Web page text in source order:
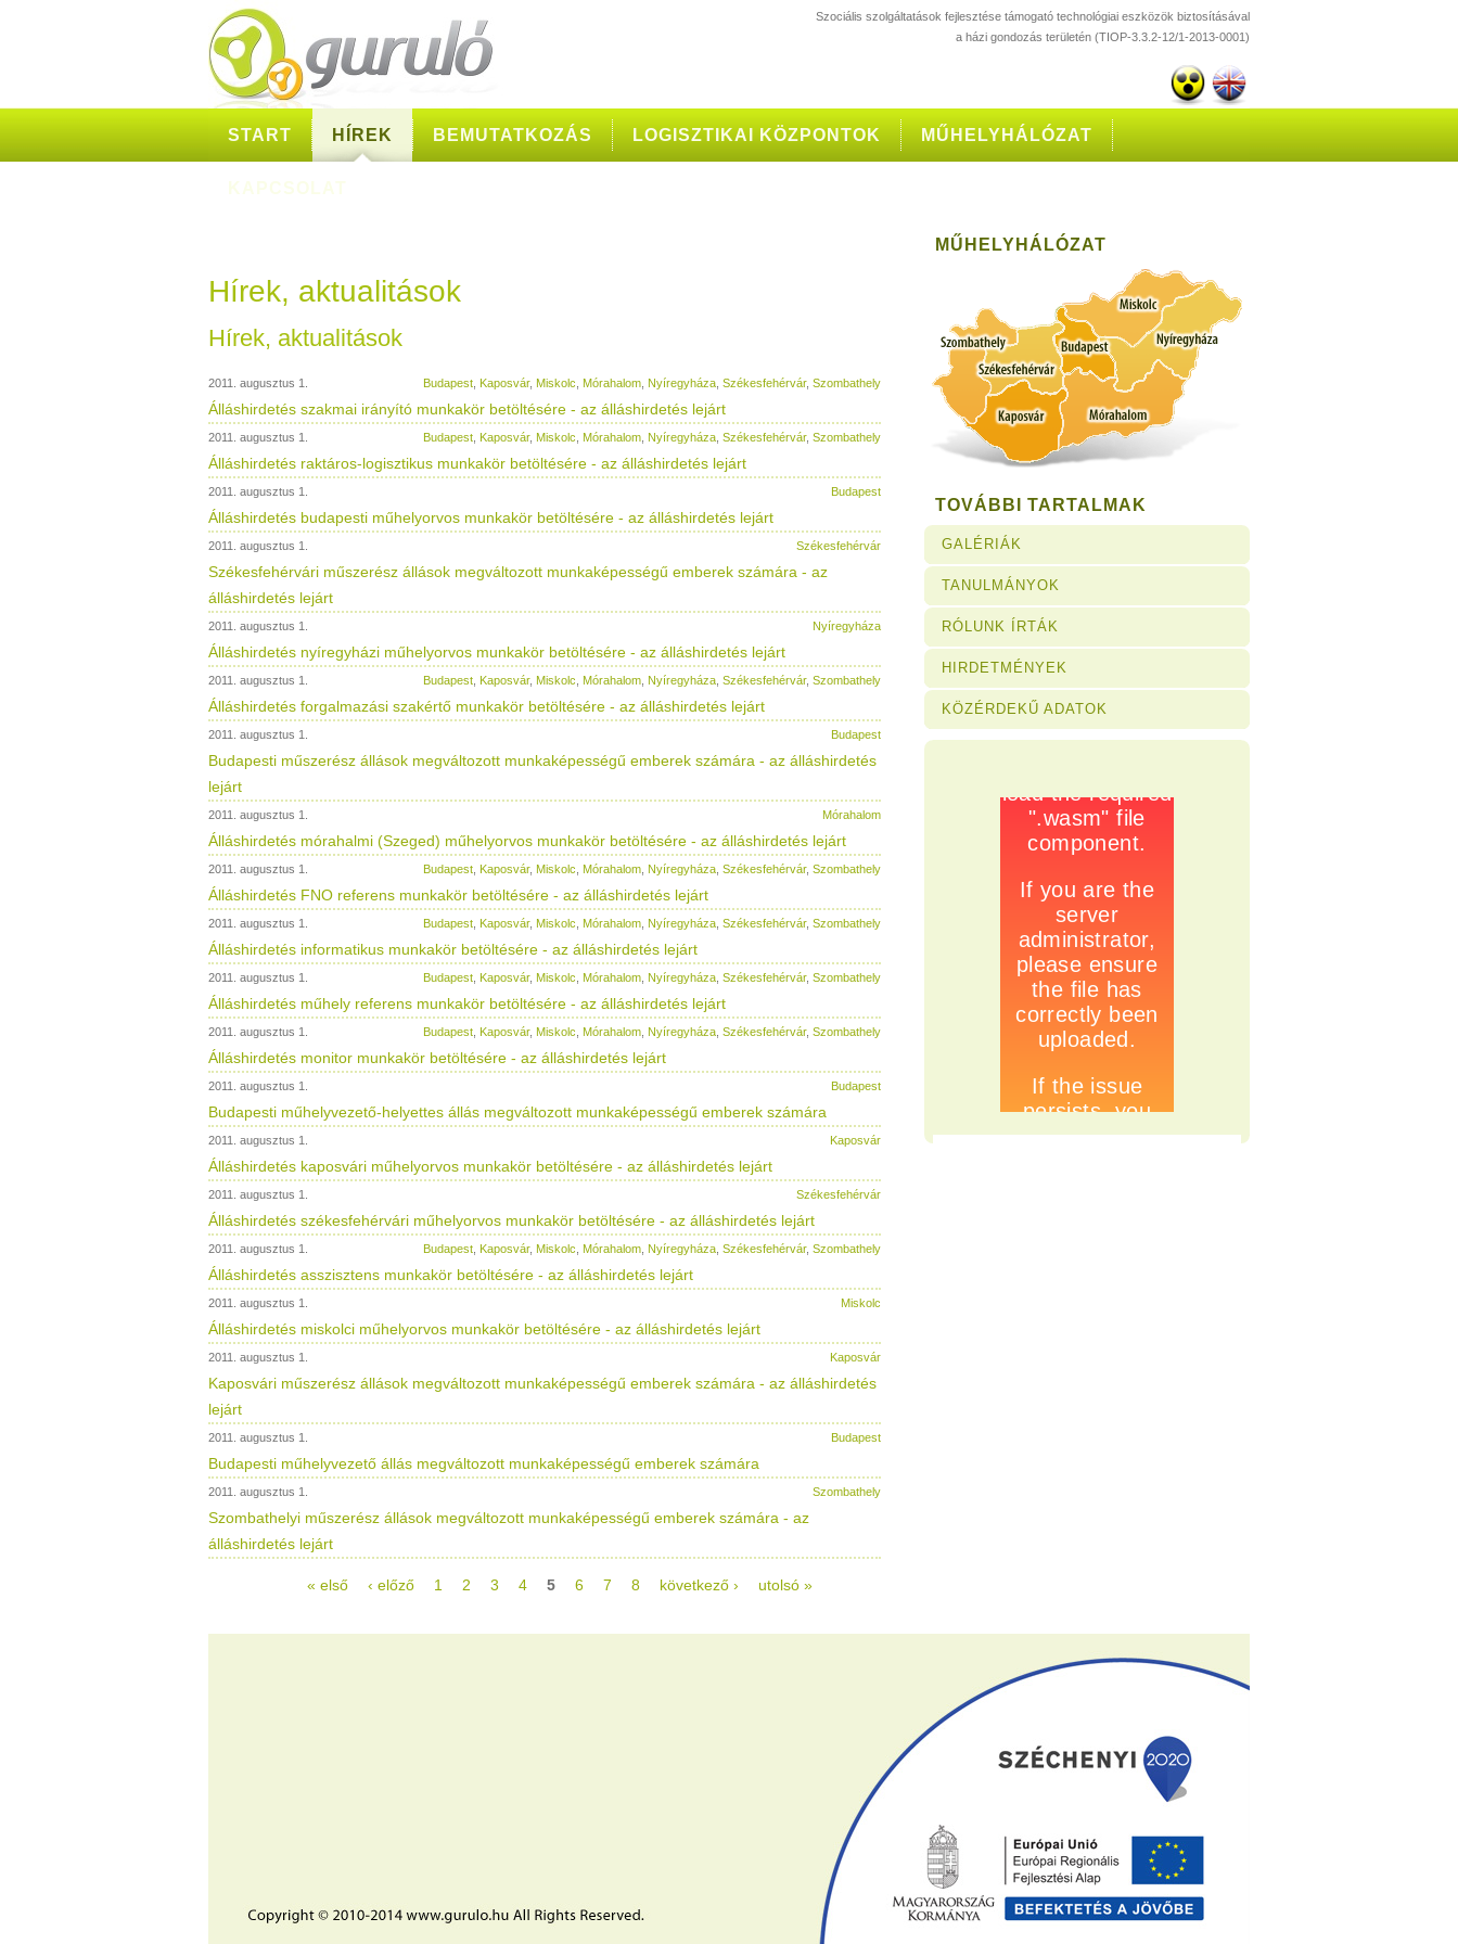
Szociális szolgáltatások fejlesztése támogató technológiai eszközök biztosításával
a házi gondozás területén (TIOP-3.3.2-12/1-2013-0001)
START HÍREK BEMUTATKOZÁS LOGISZTIKAI KÖZPONTOK MŰHELYHÁLÓZAT
KAPCSOLAT
Hírek, aktualitások
Hírek, aktualitások
Budapest Kaposvár, Miskolc Mórahalom Nyíregyháza Székesfehérvár, Szombathely
2011. augusztus 1.
Álláshirdetés szakmai irányító munkakör betöltésére - az álláshirdetés lejárt
Budapest Kaposvár, Miskolc Mórahalom Nyíregyháza Székesfehérvár, Szombathely
2011. augusztus 1.
Álláshirdetés raktáros-logisztikus munkakör betöltésére - az álláshirdetés lejárt
Budapest
2011. augusztus 1.
Álláshirdetés budapesti műhelyorvos munkakör betöltésére - az álláshirdetés lejárt
Székesfehérvár
2011. augusztus 1.
Székesfehérvári műszerész állások megváltozott munkaképességű emberek számára - az
álláshirdetés lejárt
Nyíregyháza
2011. augusztus 1.
Álláshirdetés nyíregyházi műhelyorvos munkakör betöltésére - az álláshirdetés lejárt
Budapest Kaposvár, Miskolc Mórahalom Nyíregyháza Székesfehérvár, Szombathely
2011. augusztus 1.
Álláshirdetés forgalmazási szakértő munkakör betöltésére - az álláshirdetés lejárt
Budapest
2011. augusztus 1.
Budapesti műszerész állások megváltozott munkaképességű emberek számára - az álláshirdetés
lejárt
Mórahalom
2011. augusztus 1.
Álláshirdetés mórahalmi (Szeged) műhelyorvos munkakör betöltésére - az álláshirdetés lejárt
Budapest Kaposvár, Miskolc Mórahalom Nyíregyháza Székesfehérvár, Szombathely
2011. augusztus 1.
Álláshirdetés FNO referens munkakör betöltésére - az álláshirdetés lejárt
Budapest Kaposvár, Miskolc Mórahalom Nyíregyháza Székesfehérvár, Szombathely
2011. augusztus 1.
Álláshirdetés informatikus munkakör betöltésére - az álláshirdetés lejárt
Budapest Kaposvár, Miskolc Mórahalom Nyíregyháza Székesfehérvár, Szombathely
2011. augusztus 1.
Álláshirdetés műhely referens munkakör betöltésére - az álláshirdetés lejárt
Budapest Kaposvár, Miskolc Mórahalom Nyíregyháza Székesfehérvár, Szombathely
2011. augusztus 1.
Álláshirdetés monitor munkakör betöltésére - az álláshirdetés lejárt
Budapest
2011. augusztus 1.
Budapesti műhelyvezető-helyettes állás megváltozott munkaképességű emberek számára
Kaposvár
2011. augusztus 1.
Álláshirdetés kaposvári műhelyorvos munkakör betöltésére - az álláshirdetés lejárt
Székesfehérvár
2011. augusztus 1.
Álláshirdetés székesfehérvári műhelyorvos munkakör betöltésére - az álláshirdetés lejárt
Budapest Kaposvár, Miskolc Mórahalom Nyíregyháza Székesfehérvár, Szombathely
2011. augusztus 1.
Álláshirdetés asszisztens munkakör betöltésére - az álláshirdetés lejárt
Miskolc
2011. augusztus 1.
Álláshirdetés miskolci műhelyorvos munkakör betöltésére - az álláshirdetés lejárt
Kaposvár
2011. augusztus 1.
Kaposvári műszerész állások megváltozott munkaképességű emberek számára - az álláshirdetés
lejárt
Budapest
2011. augusztus 1.
Budapesti műhelyvezető állás megváltozott munkaképességű emberek számára
Szombathely
2011. augusztus 1.
Szombathelyi műszerész állások megváltozott munkaképességű emberek számára - az
álláshirdetés lejárt
« első ‹ előző 1 2 3 4 5 6 7 8 következő › utolsó »
MŰHELYHÁLÓZAT
TOVÁBBI TARTALMAK
GALÉRIÁK
TANULMÁNYOK
RÓLUNK ÍRTÁK
HIRDETMÉNYEK
KÖZÉRDEKŰ ADATOK